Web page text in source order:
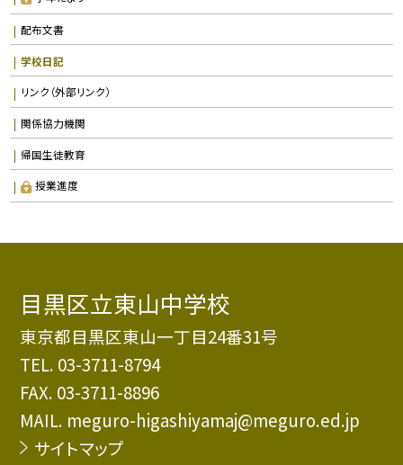
配布文書
学校日記
リンク（外部リンク）
関係協力機関
帰国生徒教育
授業進度
目黒区立東山中学校
東京都目黒区東山一丁目24番31号
TEL. 03-3711-8794
FAX. 03-3711-8896
MAIL. meguro-higashiyamaj@meguro.ed.jp
サイトマップ